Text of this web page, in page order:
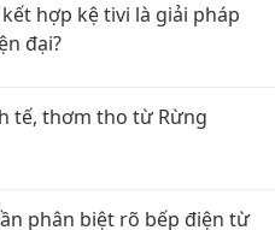
hợp kệ tivi là giải pháp
đại?
tế, thơm tho từ Rừng
phân biệt rõ bếp điện từ